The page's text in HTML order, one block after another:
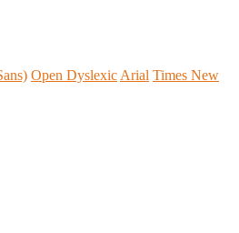
Open Dyslexic Arial Times New